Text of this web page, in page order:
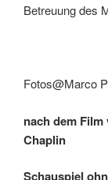
Betreuung des
Fotos@Marco
nach dem
Schauspiel